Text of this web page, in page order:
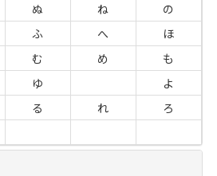
ぬ ね
の
ふ へ
ほ
む め
も
ゆ
よ
る れ
ろ